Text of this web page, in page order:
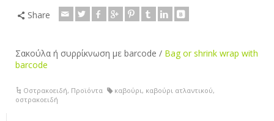
Share
Σακούλα ή συρρίκνωση με barcode / Bag or shrink wrap with
barcode
Οστρακοειδή, Προϊόντα καβούρι , καβούρι ατλαντικού,
οστρακοειδή